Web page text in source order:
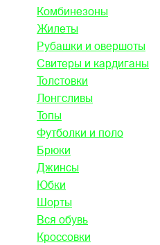
Комбинезоны
Жилеты
Рубашки и овершоты
Свитеры и кардиганы
Толстовки
Лонгсливы
Топы
Футболки и поло
Брюки
Джинсы
Юбки
Шорты
Вся обувь
Кроссовки